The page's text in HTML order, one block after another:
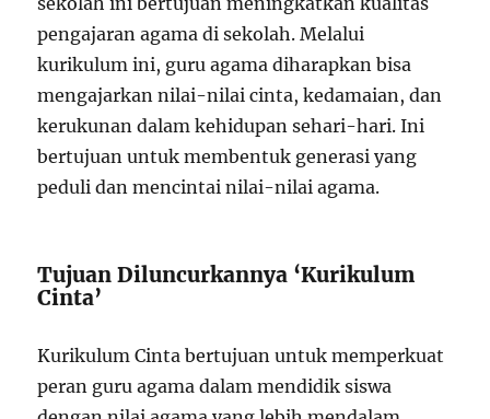
pengajaran agama di sekolah. Melalui
kurikulum ini, guru agama diharapkan bisa
mengajarkan nilai-nilai cinta, kedamaian, dan
kerukunan dalam kehidupan sehari-hari. Ini
bertujuan untuk membentuk generasi yang
peduli dan mencintai nilai-nilai agama.
Tujuan Diluncurkannya ‘Kurikulum
Cinta’
Kurikulum Cinta bertujuan untuk memperkuat
peran guru agama dalam mendidik siswa